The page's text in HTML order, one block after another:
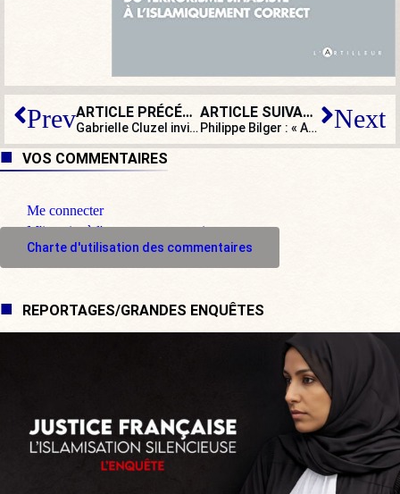
Prev ARTICLE PRÉCÉDENT
Gabrielle Cluzel invitée de « L’Heure d’Aphatie » du mardi 19 février 2019 sur
ARTICLE SUIVANT
Philippe Bilger : « Avec l’incarcération de Crase et Benalla, cette affaire se normalise et le judiciaire reprend la main ! » Next
VOS COMMENTAIRES
Me connecter
M'inscrire à l'espace commentaire
Charte d'utilisation des commentaires
REPORTAGES/GRANDES ENQUÊTES